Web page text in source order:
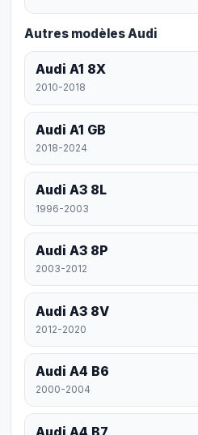
Autres modèles Audi
Audi A1 8X
2010-2018
Audi A1 GB
2018-2024
Audi A3 8L
1996-2003
Audi A3 8P
2003-2012
Audi A3 8V
2012-2020
Audi A4 B6
2000-2004
Audi A4 B7